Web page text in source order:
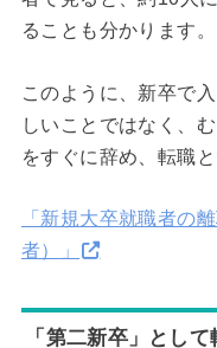
ることも分かります。
このように、新卒で
しいことではなく、
をすぐに辞め、転職
「新規大卒就職者の
者）」
「第二新卒」とし